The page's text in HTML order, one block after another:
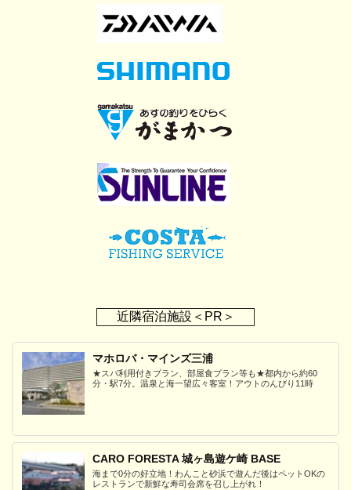
近隣宿泊施設＜PR＞
マホロバ・マインズ三浦
★スパ利用付きプラン、部屋食プラン等も★都内から約60
分・駅7分。温泉と海一望広々客室！アウトのんびり11時
CARO FORESTA 城ヶ島遊ケ崎 BASE
海まで0分の好立地！わんこと砂浜で遊んだ後はペットOKの
レストランで新鮮な寿司会席を召し上がれ！